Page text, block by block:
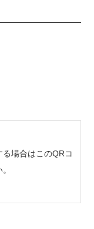
場合はこのQRコ